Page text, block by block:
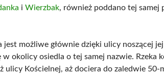
iWierzbak, również poddano tej samej
jest możliwe głównie dzięki ulicy noszącej
w okolicy osiedla o tej samej nazwie. Rzeka
ulicy Kościelnej, aż dociera do zaledwie 50-